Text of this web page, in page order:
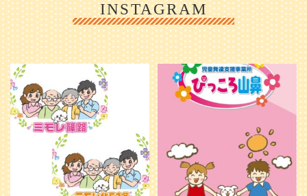
INSTAGRAM
利用者様やご家族の皆さまに、親し
みや温かさが伝わるようなデザイン
を目指し、ミモレのイラストを新し
く作...
20 0
＼ 2026年6月1日 OPEN ／
...
25 0